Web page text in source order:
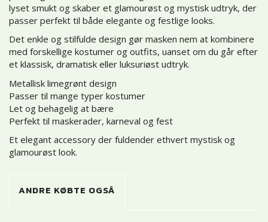
lyset smukt og skaber et glamourøst og mystisk udtryk, der
passer perfekt til både elegante og festlige looks.
Det enkle og stilfulde design gør masken nem at kombinere
med forskellige kostumer og outfits, uanset om du går efter
et klassisk, dramatisk eller luksuriøst udtryk.
Metallisk limegrønt design
Passer til mange typer kostumer
Let og behagelig at bære
Perfekt til maskerader, karneval og fest
Et elegant accessory der fuldender ethvert mystisk og
glamourøst look.
ANDRE KØBTE OGSÅ